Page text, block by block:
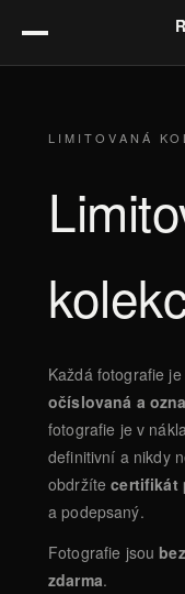
LIMITOVANÁ
Každá fotografie
očíslovaná a
fotografie je v
definitivní a nikdy
obdržítecertifikát
a podepsaný.
Fotografie jsou
zdarma.